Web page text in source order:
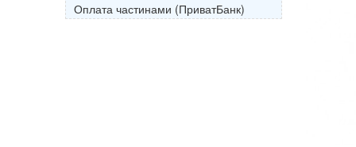
Оплата частинами (ПриватБанк)